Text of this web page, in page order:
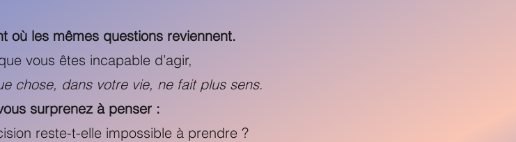
où les mêmes questions reviennent.
vous êtes incapable d’agir,
chose, dans votre vie, ne fait plus sens.
surprenez à penser :
reste-t-elle impossible à prendre ?